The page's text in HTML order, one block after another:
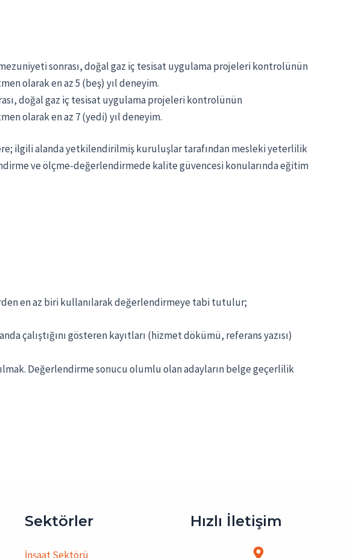
sonrası, doğal gaz iç tesisat uygulama projeleri kontrolünün
olarak en az 5 (beş) yıl deneyim.
doğal gaz iç tesisat uygulama projeleri kontrolünün
olarak en az 7 (yedi) yıl deneyim.
ilgili alanda yetkilendirilmiş kuruluşlar tarafından mesleki yeterlilik
ve ölçme-değerlendirmede kalite güvencesi konularında eğitim
en az biri kullanılarak değerlendirmeye tabi tutulur;
çalıştığını gösteren kayıtları (hizmet dökümü, referans yazısı)
Değerlendirme sonucu olumlu olan adayların belge geçerlilik
Sektörler
İnşaat Sektörü
Hızlı İletişim